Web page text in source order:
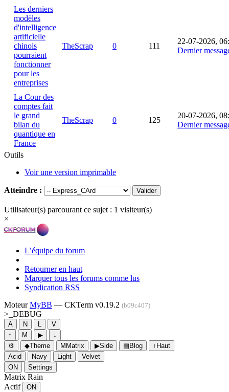
Les derniers
modèles
d'intelligence
artificielle
chinois
pourraient
fonctionner
pour les
entreprises
TheScrap 0 111
22-07-2026,
Dernier
La Cour des
comptes fait
le grand
bilan du
quantique en
France
TheScrap 0 125
20-07-2026,
Dernier
Outils
Voir une version imprimable
Atteindre :
Utilisateur(s) parcourant ce sujet : 1 visiteur(s)
×
L’équipe du forum
Retourner en haut
Marquer tous les forums comme lus
Syndication RSS
MoteurMyBB — CKTerm v0.19.2 (b09c407)
>_ DEBUG
A N L
V
↑
M ▶
↓
⚙
◆Theme M Matrix ▶Side ▤Blog ↑ Haut
Acid
Navy Light
Velvet
ON
Settings
Matrix Rain
Actif
ON